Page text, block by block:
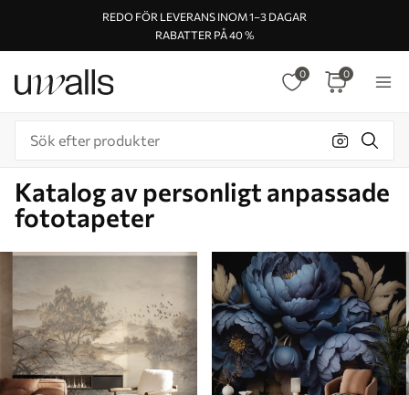
REDO FÖR LEVERANS INOM 1–3 DAGAR
RABATTER PÅ 40 %
0 0
Katalog av personligt anpassade
fototapeter